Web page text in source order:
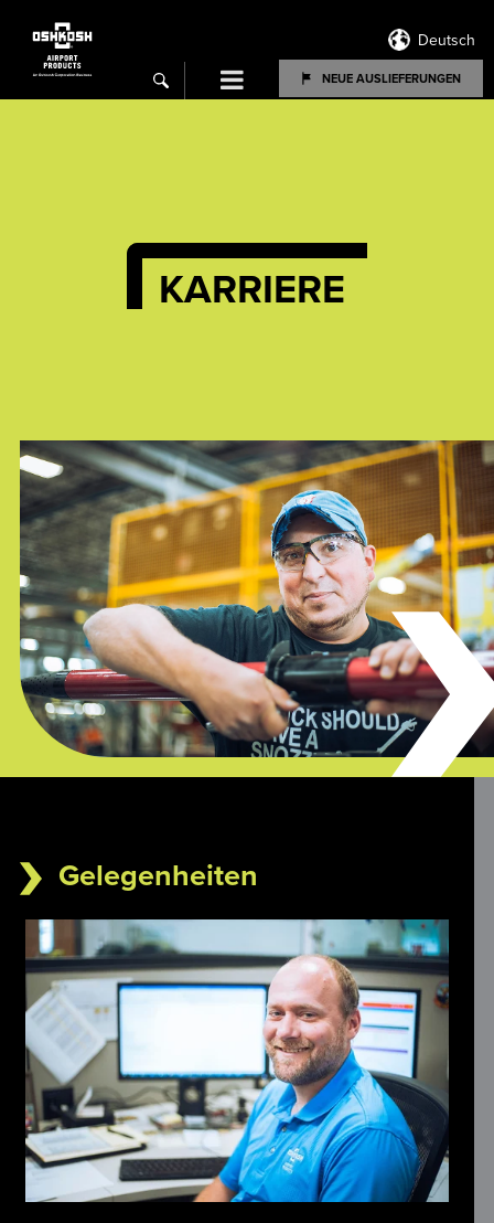
Deutsch
search NEUE AUSLIEFERUNGEN
Menu
KARRIERE
Gelegenheiten